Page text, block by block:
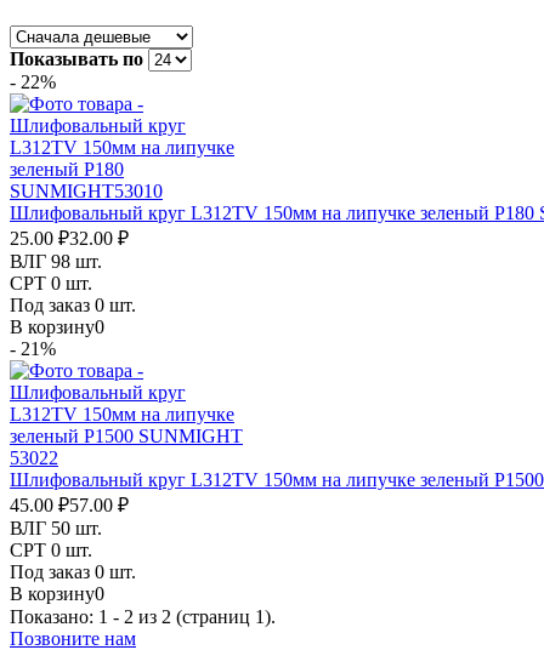
Показывать по
- 22%
Шлифовальный круг L312TV 150мм на липучке зеленый P180
25.00 ₽32.00 ₽
ВЛГ 98 шт.
СРТ 0 шт.
Под заказ 0 шт.
В корзину0
- 21%
Шлифовальный круг L312TV 150мм на липучке зеленый
45.00 ₽57.00 ₽
ВЛГ 50 шт.
СРТ 0 шт.
Под заказ 0 шт.
В корзину0
Показано: 1 - 2 из 2 (страниц 1).
Позвоните нам